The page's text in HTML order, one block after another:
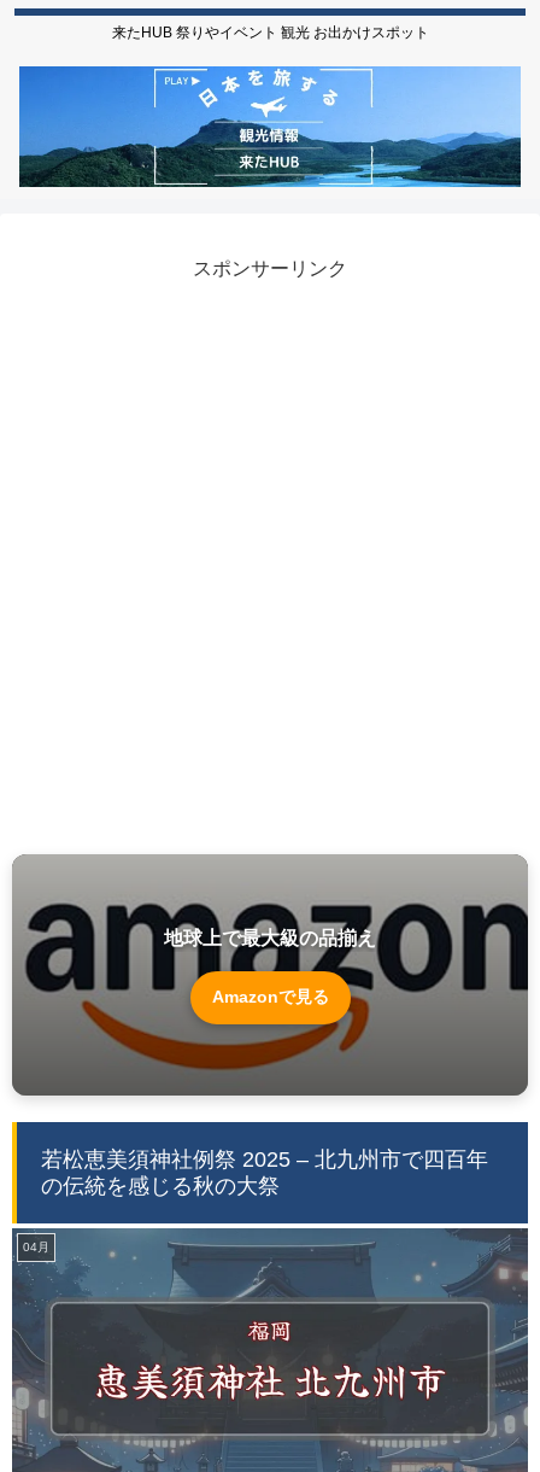
来たHUB 祭りやイベント 観光 お出かけスポット
スポンサーリンク
地球上で最大級の品揃え
Amazonで見る
若松恵美須神社例祭 2025 – 北九州市で四百年
の伝統を感じる秋の大祭
04月